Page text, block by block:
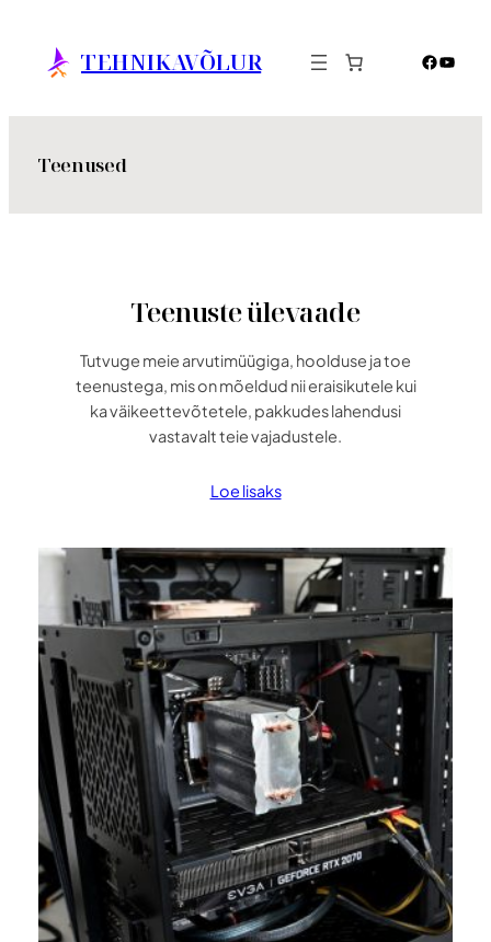
juurde
TEHNIKAVÕLUR
Teenused
Teenuste ülevaade
Tutvuge meie arvutimüügiga, hoolduse ja toe
teenustega, mis on mõeldud nii eraisikutele kui
ka väikeettevõtetele, pakkudes lahendusi
vastavalt teie vajadustele.
Loe lisaks